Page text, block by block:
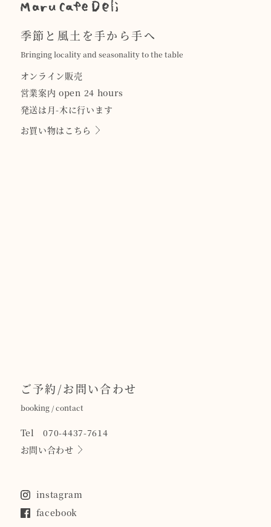
季節と風土を手から手へ
Bringing locality and seasonality to the table
オンライン販売
営業案内 open 24 hours
発送は月-木に行います
お買い物はこちら
ご予約/お問い合わせ
booking / contact
Tel 070-4437-7614
お問い合わせ
instagram
facebook